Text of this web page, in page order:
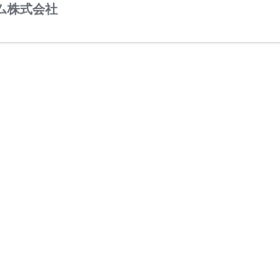
株式会社